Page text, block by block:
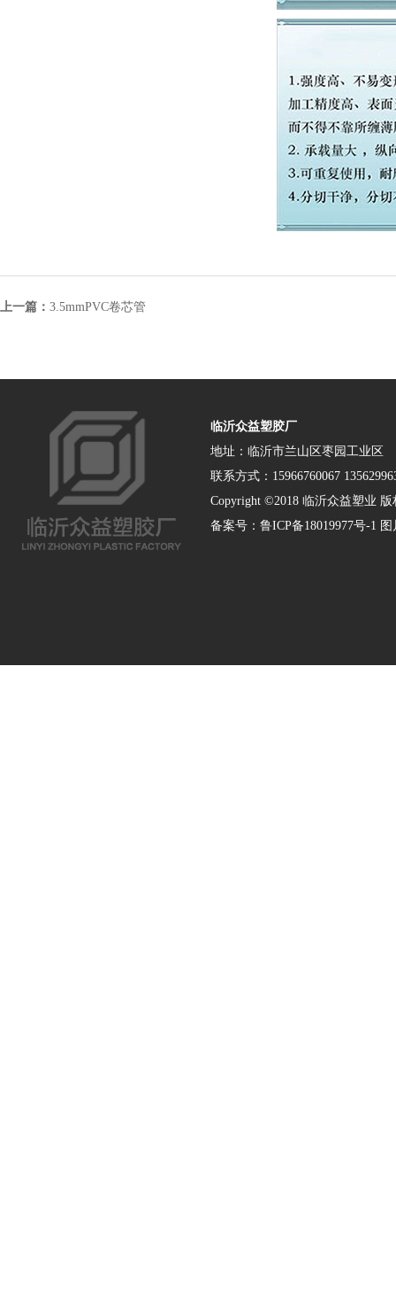
上一篇： 3.5mmPVC卷芯管
临沂众益塑胶厂
地址：临沂市兰山区枣园工业区
联系方式：15966760067
Copyright ©2018 临沂众益塑业
备案号： 鲁ICP备18019977号-1